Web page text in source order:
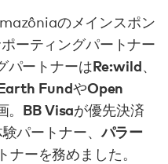
のメインスポン
ーティングパートナー
パートナーはRe:wild、
FundやOpen
BB Visaが優先決済
パートナー、パラー
ーを務めました。